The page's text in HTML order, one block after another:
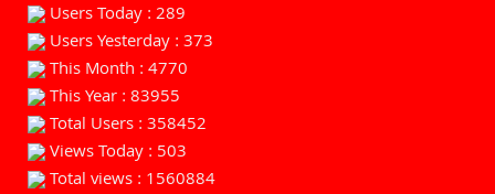
Users Today : 289
Users Yesterday : 373
This Month : 4770
This Year : 83955
Total Users : 358452
Views Today : 503
Total views : 1560884